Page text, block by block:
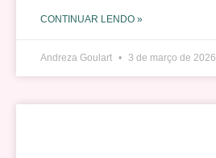
CONTINUAR LENDO »
Andreza Goulart 3 de março de 2026